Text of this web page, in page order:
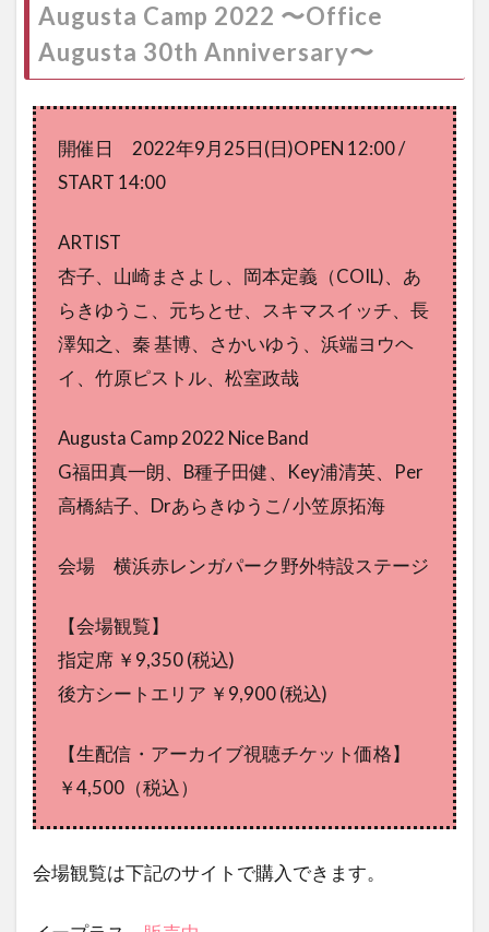
Augusta Camp 2022 〜Office
Augusta 30th Anniversary〜
開催日 2022年9月25日(日)OPEN 12:00 /
START 14:00
ARTIST
杏子、山崎まさよし、岡本定義（COIL)、あ
らきゆうこ、元ちとせ、スキマスイッチ、長
澤知之、秦 基博、さかいゆう、浜端ヨウヘ
イ、竹原ピストル、松室政哉
Augusta Camp 2022 Nice Band
G福田真一朗、B種子田健、Key浦清英、Per
高橋結子、Drあらきゆうこ/ 小笠原拓海
会場 横浜赤レンガパーク野外特設ステージ
【会場観覧】
指定席 ￥9,350 (税込)
後方シートエリア ￥9,900 (税込)
【生配信・アーカイブ視聴チケット価格】
￥4,500（税込）
会場観覧は下記のサイトで購入できます。